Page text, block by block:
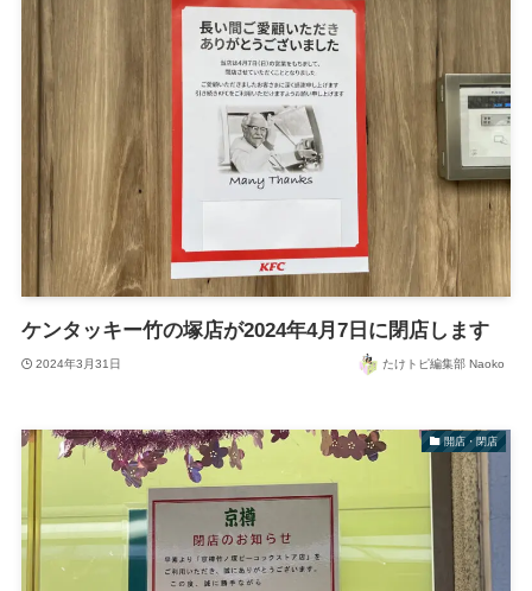
ケンタッキー竹の塚店が2024年4月7日に閉店します
2024年3月31日 たけトピ編集部 Naoko
開店・閉店